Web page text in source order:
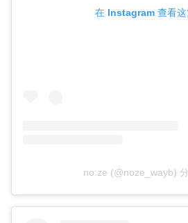
在 Instagram 查看这
no:ze (@noze_wayb)